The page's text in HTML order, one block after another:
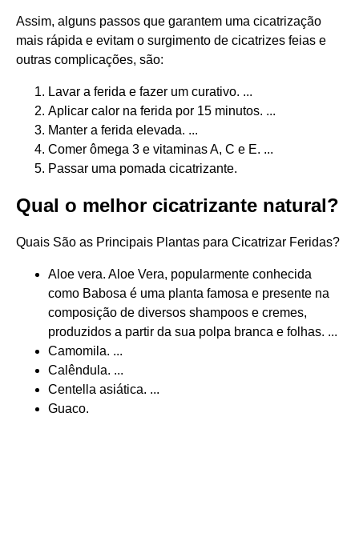
Assim, alguns passos que garantem uma cicatrização
mais rápida e evitam o surgimento de cicatrizes feias e
outras complicações, são:
Lavar a ferida e fazer um curativo. ...
Aplicar calor na ferida por 15 minutos. ...
Manter a ferida elevada. ...
Comer ômega 3 e vitaminas A, C e E. ...
Passar uma pomada cicatrizante.
Qual o melhor cicatrizante natural?
Quais São as Principais Plantas para Cicatrizar Feridas?
Aloe vera. Aloe Vera, popularmente conhecida
como Babosa é uma planta famosa e presente na
composição de diversos shampoos e cremes,
produzidos a partir da sua polpa branca e folhas. ...
Camomila. ...
Calêndula. ...
Centella asiática. ...
Guaco.